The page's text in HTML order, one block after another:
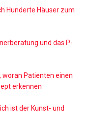
Hunderte Häuser zum
und das P-
Patienten einen
erkennen
ist der Kunst- und